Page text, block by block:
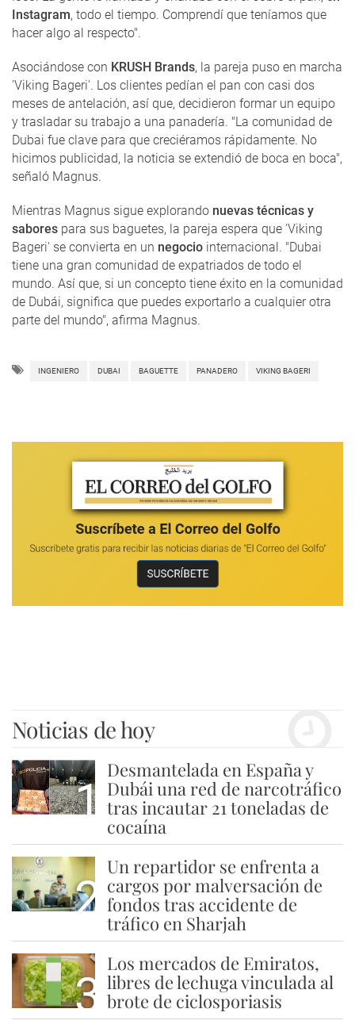
Instagram, todo el tiempo. Comprendí que teníamos que
hacer algo al respecto".
Asociándose con KRUSH Brands, la pareja puso en marcha
'Viking Bageri'. Los clientes pedían el pan con casi dos
meses de antelación, así que, decidieron formar un equipo
y trasladar su trabajo a una panadería. "La comunidad de
Dubai fue clave para que creciéramos rápidamente. No
hicimos publicidad, la noticia se extendió de boca en boca",
señaló Magnus.
Mientras Magnus sigue explorando nuevas técnicas y
sabores para sus baguetes, la pareja espera que 'Viking
Bageri' se convierta en un negocio internacional. "Dubai
tiene una gran comunidad de expatriados de todo el
mundo. Así que, si un concepto tiene éxito en la comunidad
de Dubái, significa que puedes exportarlo a cualquier otra
parte del mundo", afirma Magnus.
INGENIERO DUBAI BAGUETTE PANADERO VIKING BAGERI
Noticias de hoy
1
Desmantelada en España y
Dubái una red de narcotráfico
tras incautar 21 toneladas de
cocaína
2
Un repartidor se enfrenta a
cargos por malversación de
fondos tras accidente de
tráfico en Sharjah
3
Los mercados de Emiratos,
libres de lechuga vinculada al
brote de ciclosporiasis